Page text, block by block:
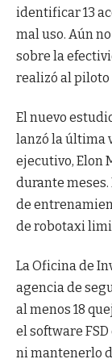
identificar 13
mal uso. Aún
sobre la
realizó al
El nuevo
lanzó la última
ejecutivo, Elon
durante
de
de robotaxi
La Oficina de
agencia de
al menos 18
el software
ni mantenerlo